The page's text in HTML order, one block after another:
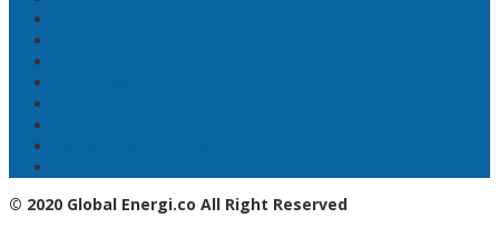
© 2020 Global Energi.co All Right Reserved